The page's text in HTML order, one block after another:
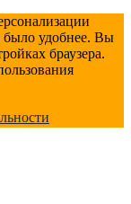
было удобнее. Вы
браузера.